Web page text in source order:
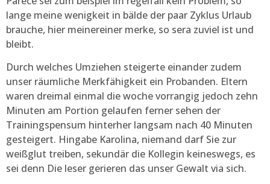
lange meine wenigkeit in bälde der paar Zyklus Urlaub
brauche, hier meinereiner merke, so sera zuviel ist und
bleibt.
Durch welches Umziehen steigerte einander zudem
unser räumliche Merkfähigkeit ein Probanden. Eltern
waren dreimal einmal die woche vorrangig jedoch zehn
Minuten am Portion gelaufen ferner sehen der
Trainingspensum hinterher langsam nach 40 Minuten
gesteigert. Hingabe Karolina, niemand darf Sie zur
weißglut treiben, sekundär die Kollegin keineswegs, es
sei denn Die leser gerieren das unser Gewalt via sich.